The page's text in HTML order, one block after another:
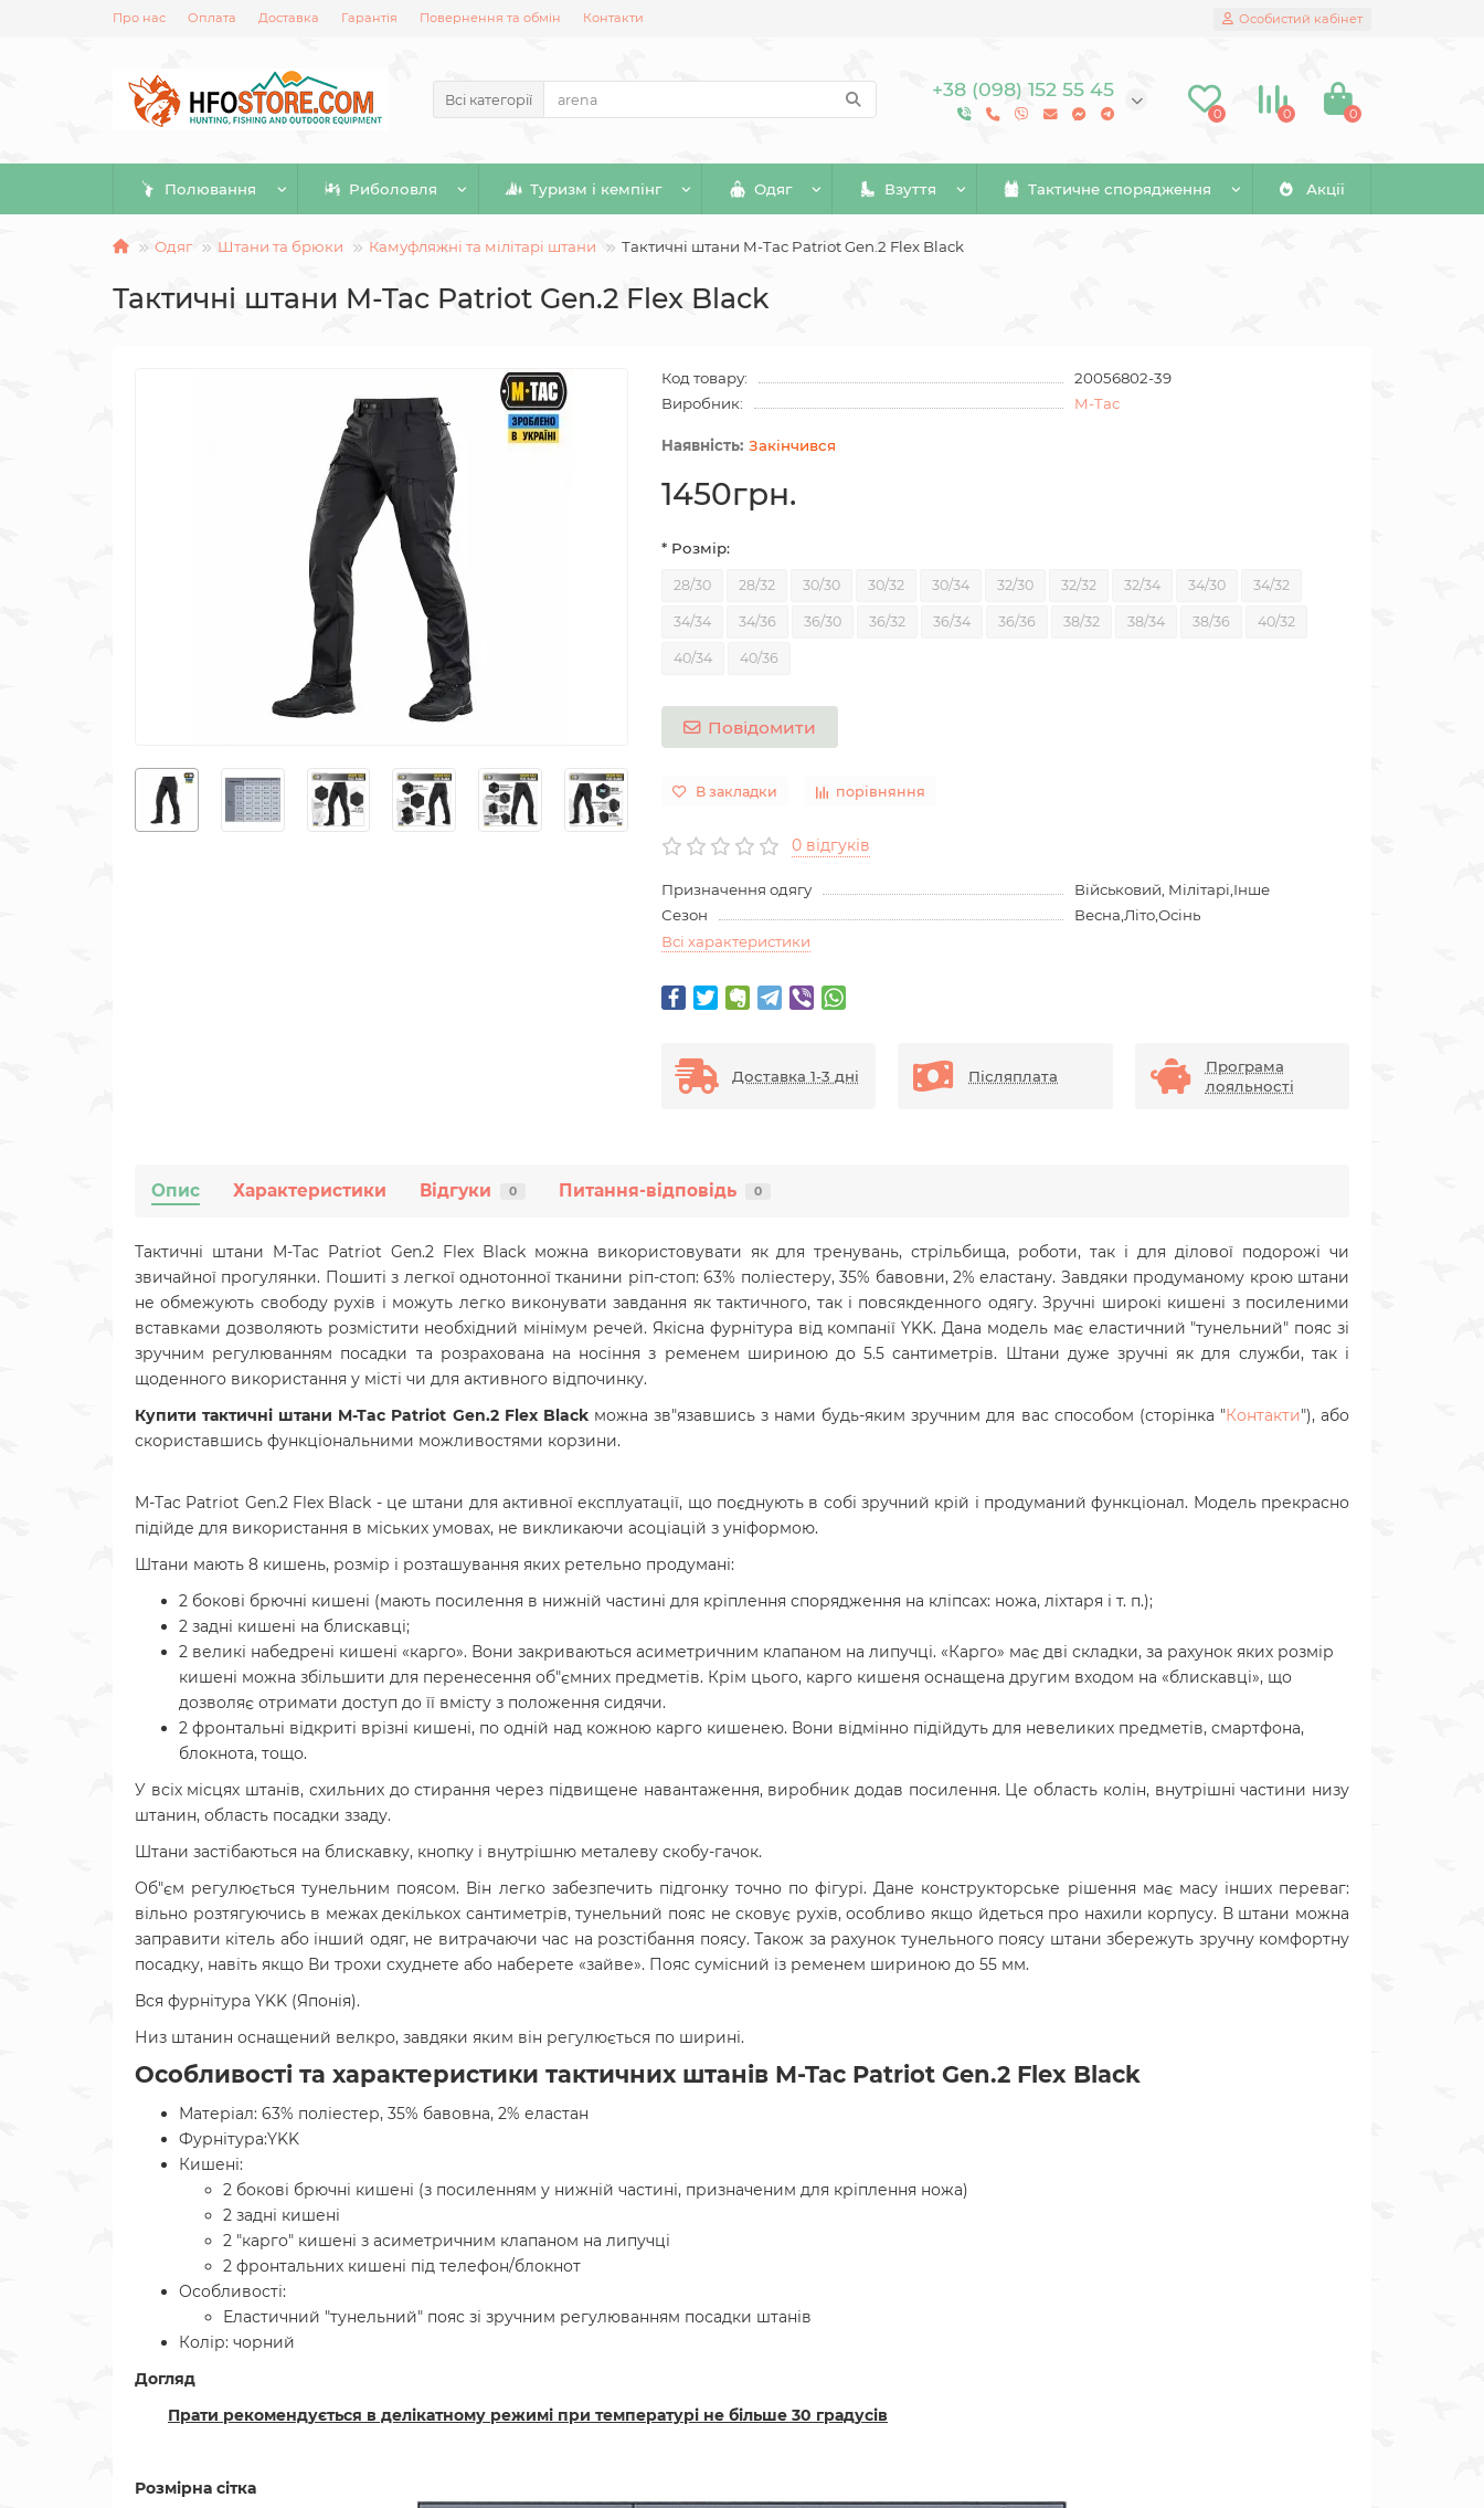
Про нас Оплата Доставка Гарантія Повернення та обмін Контакти Особистий кабінет
Всі категорії +38 (098) 152 55 45
0 0 0
Полювання Риболовля Туризм і кемпінг Одяг Взуття Тактичне спорядження Акції
Одяг Штани та брюки Камуфляжні та мілітарі штани Тактичні штани M-Tac Patriot Gen.2 Flex Black
Тактичні штани M-Tac Patriot Gen.2 Flex Black
Код товару:
20056802-39
Виробник:
M-Tac
Закінчився
1450грн.
* Розмір:
28/30 28/32 30/30 30/32 30/34 32/30 32/32 32/34 34/30 34/32
34/34 34/36 36/30 36/32 36/34 36/36 38/32 38/34 38/36 40/32
40/34 40/36
Повідомити
В закладки порівняння
0 відгуків
Призначення одягу
Військовий, Мілітарі,Інше
Сезон
Весна,Літо,Осінь
Всі характеристики
Доставка 1-3 дні Післяплата
Програма
лояльності
Опис Характеристики Відгуки 0 Питання-відповідь 0
Тактичні штани M-Tac Patriot Gen.2 Flex Black можна використовувати як для тренувань, стрільбища, роботи, так і для ділової подорожі чи
звичайної прогулянки. Пошиті з легкої однотонної тканини ріп-стоп: 63% поліестеру, 35% бавовни, 2% еластану. Завдяки продуманому крою штани
не обмежують свободу рухів і можуть легко виконувати завдання як тактичного, так і повсякденного одягу. Зручні широкі кишені з посиленими
вставками дозволяють розмістити необхідний мінімум речей. Якісна фурнітура від компанії YKK. Дана модель має еластичний "тунельний" пояс зі
зручним регулюванням посадки та розрахована на носіння з ременем шириною до 5.5 сантиметрів. Штани дуже зручні як для служби, так і
щоденного використання у місті чи для активного відпочинку.
Купититактичні штани M-Tac Patriot Gen.2 Flex Blackможна зв"язавшись з нами будь-яким зручним для вас способом (сторінка "Контакти"), або
скориставшись функціональними можливостями корзини.
M-Tac Patriot Gen.2 Flex Black - це штани для активної експлуатації, що поєднують в собі зручний крій і продуманий функціонал. Модель прекрасно
підійде для використання в міських умовах, не викликаючи асоціацій з уніформою.
Штани мають 8 кишень, розмір і розташування яких ретельно продумані:
2 бокові брючні кишені (мають посилення в нижній частині для кріплення спорядження на кліпсах: ножа, ліхтаря і т. п.);
2 задні кишені на блискавці;
2 великі набедрені кишені «карго». Вони закриваються асиметричним клапаном на липучці. «Карго» має дві складки, за рахунок яких розмір
кишені можна збільшити для перенесення об"ємних предметів. Крім цього, карго кишеня оснащена другим входом на «блискавці», що
дозволяє отримати доступ до її вмісту з положення сидячи.
2 фронтальні відкриті врізні кишені, по одній над кожною карго кишенею. Вони відмінно підійдуть для невеликих предметів, смартфона,
блокнота, тощо.
У всіх місцях штанів, схильних до стирання через підвищене навантаження, виробник додав посилення. Це область колін, внутрішні частини низу
штанин, область посадки ззаду.
Штани застібаються на блискавку, кнопку і внутрішню металеву скобу-гачок.
Об"єм регулюється тунельним поясом. Він легко забезпечить підгонку точно по фігурі. Дане конструкторське рішення має масу інших переваг:
вільно розтягуючись в межах декількох сантиметрів, тунельний пояс не сковує рухів, особливо якщо йдеться про нахили корпусу. В штани можна
заправити кітель або інший одяг, не витрачаючи час на розстібання поясу. Також за рахунок тунельного поясу штани збережуть зручну комфортну
посадку, навіть якщо Ви трохи схуднете або наберете «зайве». Пояс сумісний із ременем шириною до 55 мм.
Вся фурнітура YKK (Японія).
Низ штанин оснащений велкро, завдяки яким він регулюється по ширині.
Особливості та характеристики тактичних штанів M-Tac Patriot Gen.2 Flex Black
Матеріал: 63% поліестер, 35% бавовна, 2% еластан
Фурнітура:YKK
Кишені:
2 бокові брючні кишені (з посиленням у нижній частині, призначеним для кріплення ножа)
2 задні кишені
2 "карго" кишені з асиметричним клапаном на липучці
2 фронтальних кишені під телефон/блокнот
Особливості:
Еластичний "тунельний" пояс зі зручним регулюванням посадки штанів
Колір: чорний
Догляд
Прати рекомендується в делікатному режимі при температурі не більше 30 градусів
Розмірна сітка